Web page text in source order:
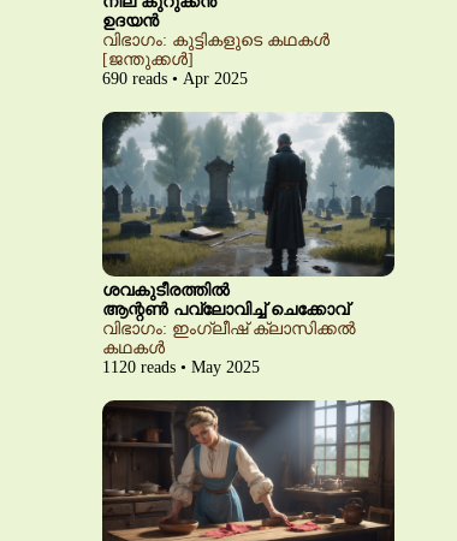
ഉദയൻ
വിഭാഗം: കുട്ടികളുടെ കഥകൾ
[ജന്തുക്കൾ]
690 reads • Apr 2025
ശവകുടീരത്തിൽ
ആന്റൺ പവ്‌ലോവിച്ച് ചെക്കോവ്
വിഭാഗം: ഇംഗ്ലീഷ് ക്ലാസിക്കൽ
കഥകൾ
1120 reads • May 2025